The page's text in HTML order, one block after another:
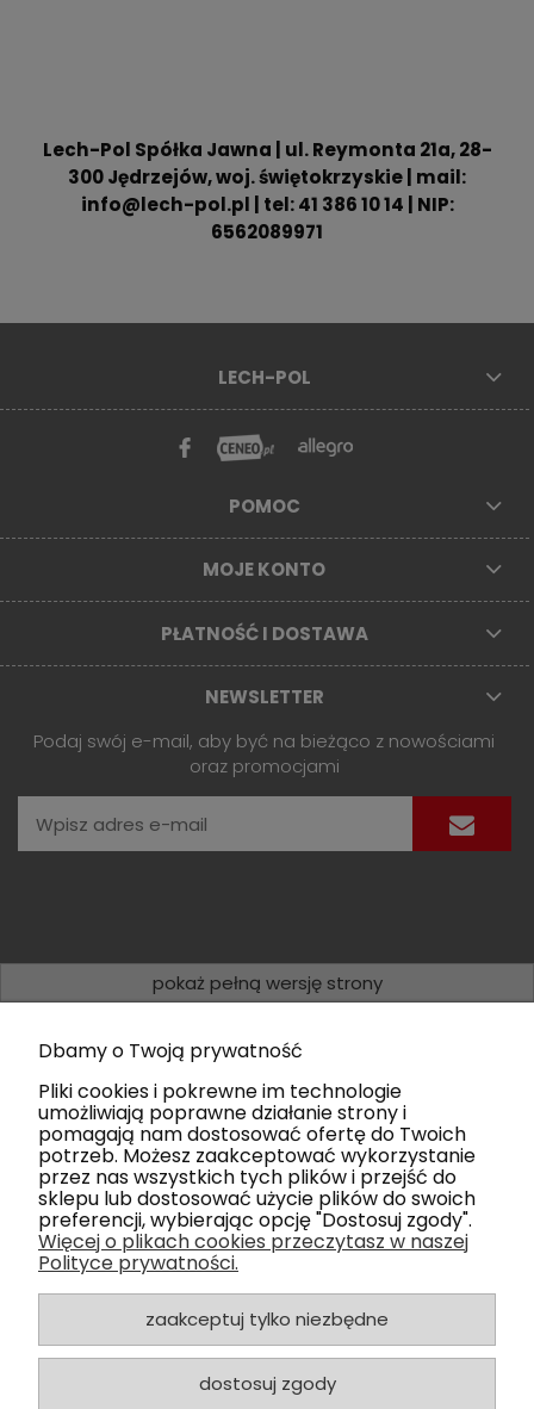
Lech-Pol Spółka Jawna | ul. Reymonta 21a, 28-
300 Jędrzejów, woj. świętokrzyskie | mail:
info@lech-pol.pl | tel: 41 386 10 14 | NIP:
6562089971
LECH-POL
POMOC
MOJE KONTO
PŁATNOŚĆ I DOSTAWA
NEWSLETTER
Podaj swój e-mail, aby być na bieżąco z nowościami
oraz promocjami
pokaż pełną wersję strony
Dbamy o Twoją prywatność
Pliki cookies i pokrewne im technologie
umożliwiają poprawne działanie strony i
pomagają nam dostosować ofertę do Twoich
potrzeb. Możesz zaakceptować wykorzystanie
przez nas wszystkich tych plików i przejść do
sklepu lub dostosować użycie plików do swoich
preferencji, wybierając opcję "Dostosuj zgody".
Więcej o plikach cookies przeczytasz w naszej
Polityce prywatności.
zaakceptuj tylko niezbędne
dostosuj zgody